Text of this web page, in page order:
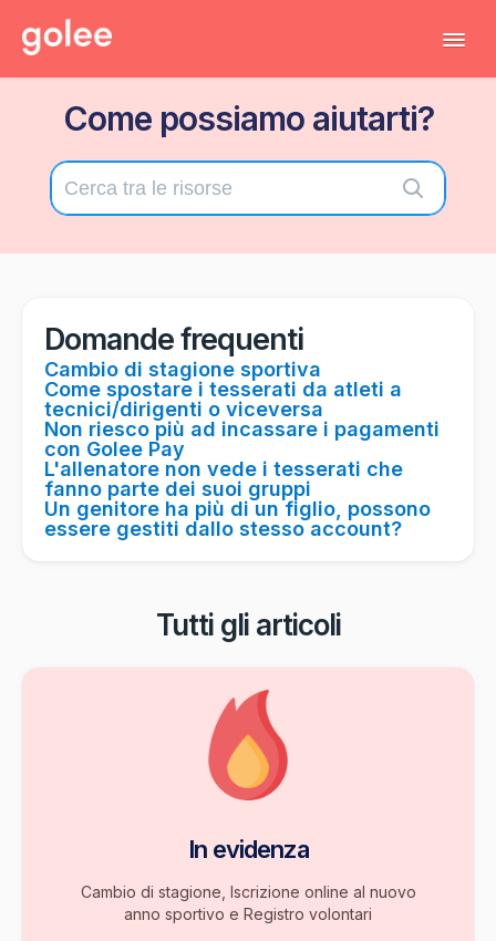
Torna al gestionale
Come possiamo aiutarti?
Domande frequenti
Cambio di stagione sportiva
Come spostare i tesserati da atleti a
tecnici/dirigenti o viceversa
Non riesco più ad incassare i pagamenti
con Golee Pay
L'allenatore non vede i tesserati che
fanno parte dei suoi gruppi
Un genitore ha più di un figlio, possono
essere gestiti dallo stesso account?
Tutti gli articoli
In evidenza
Cambio di stagione, Iscrizione online al nuovo
anno sportivo e Registro volontari